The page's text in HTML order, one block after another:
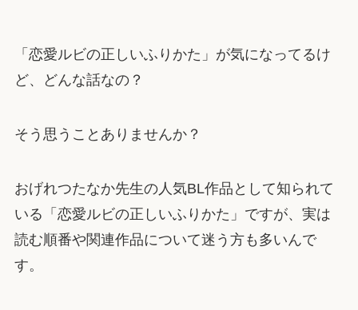
「恋愛ルビの正しいふりかた」が気になってるけ
ど、どんな話なの？
そう思うことありませんか？
おげれつたなか先生の人気BL作品として知られて
いる「恋愛ルビの正しいふりかた」ですが、実は
読む順番や関連作品について迷う方も多いんで
す。